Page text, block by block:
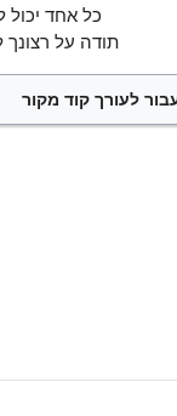
תשס"ט, ערך תקעח,
כל אחד יכול
תודה על רצונך
לעורך קוד מקור